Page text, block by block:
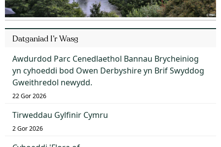
Datganiad I’r Wasg
Awdurdod Parc Cenedlaethol Bannau Brycheiniog
yn cyhoeddi bod Owen Derbyshire yn Brif Swyddog
Gweithredol newydd.
22 Gor 2026
Tirweddau Gylfinir Cymru
2 Gor 2026